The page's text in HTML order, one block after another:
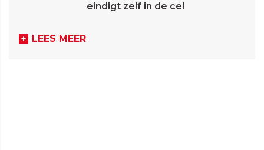
eindigt zelf in de cel
LEES MEER